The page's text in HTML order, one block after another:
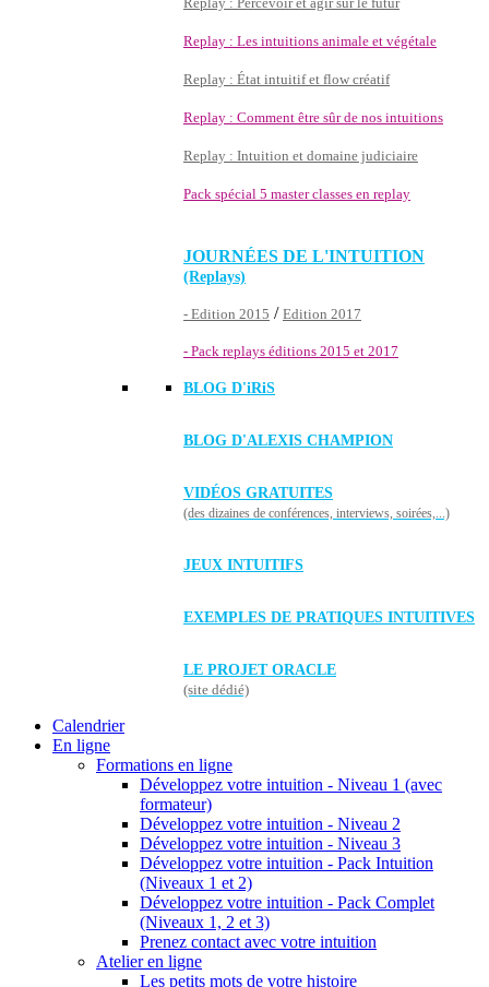
Replay : Les intuitions animale et végétale
Replay : État intuitif et flow créatif
Replay : Comment être sûr de nos intuitions
Replay : Intuition et domaine judiciaire
Pack spécial 5 master classes en replay
JOURNÉES DE L'INTUITION
(Replays)
- Edition 2015 / Edition 2017
- Pack replays éditions 2015 et 2017
BLOG D'iRiS
BLOG D'ALEXIS CHAMPION
VIDÉOS GRATUITES
(des dizaines de conférences, interviews, soirées,...)
JEUX INTUITIFS
EXEMPLES DE PRATIQUES INTUITIVES
LE PROJET ORACLE
(site dédié)
Calendrier
En ligne
Formations en ligne
Développez votre intuition - Niveau 1 (avec
formateur)
Développez votre intuition - Niveau 2
Développez votre intuition - Niveau 3
Développez votre intuition - Pack Intuition
(Niveaux 1 et 2)
Développez votre intuition - Pack Complet
(Niveaux 1, 2 et 3)
Prenez contact avec votre intuition
Atelier en ligne
Les petits mots de votre histoire